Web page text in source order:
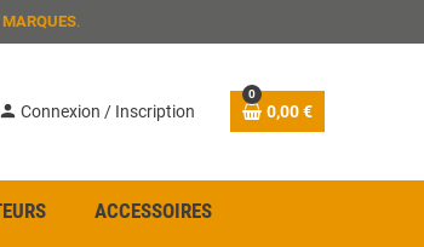
.
person Connexion / Inscription
0
0,00 €
ACCESSOIRES